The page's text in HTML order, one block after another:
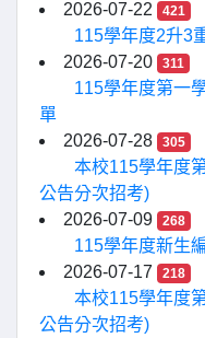
2026-07-22
421
115學年度2升3
2026-07-20
311
115學年度第一
單
2026-07-28
305
本校115學年度
公告分次招考)
2026-07-09
268
115學年度新生
2026-07-17
218
本校115學年度
公告分次招考)